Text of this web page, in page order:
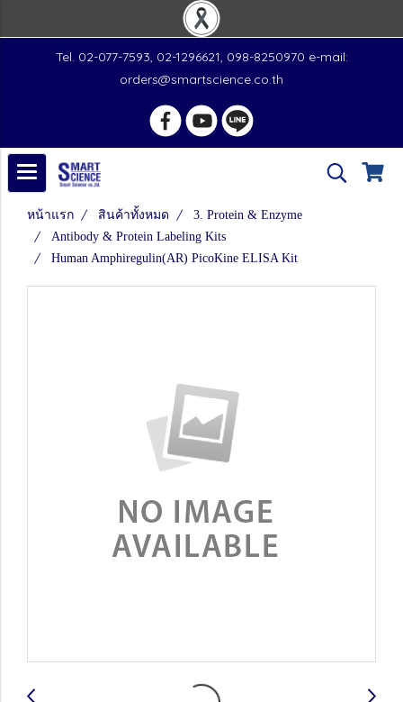
Tel. 02-077-7593, 02-1296621, 098-8250970 e-mail:
orders@smartscience.co.th
หน้าแรก สินค้าทั้งหมด
3. Protein & Enzyme
Antibody & Protein Labeling Kits
Human Amphiregulin(AR) PicoKine ELISA Kit